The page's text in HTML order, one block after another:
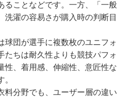
ることなどです。一方、「一般
洗濯の容易さが購入時の判断目
団が選手に複数枚のユニフォ
たちは耐久性よりも競技パフォ
性、着用感、伸縮性、意匠性な
分野でも、ユーザー層の違い